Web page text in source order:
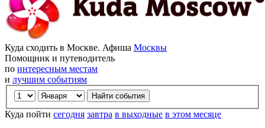
Куда сходить в Москве. Афиша Москвы
Помощник и путеводитель
по интересным местам
и лучшим событиям
Куда пойти сегодня завтра в выходные в этом месяце